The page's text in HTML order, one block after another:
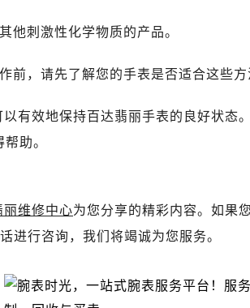
市浑江区浑江大街百达翡丽售后服务中心
市龙山区人民大街百达翡丽售后服务中心
市铁东区紫气大路与南九经街交汇处百
市宁江区五环大街百达翡丽售后服务中心
市铁东区站前街百达翡丽售后服务中心（
市平山区胜利路百达翡丽售后服务中心（
东市振兴区七经街百达翡丽售后服务中心（
他刺激性化学物质的产品。
前，请先了解您的手表是否适合这些方
有效地保持百达翡丽手表的良好状态
助。
维修中心为您分享的精彩内容。如果
进行咨询，我们将竭诚为您服务。